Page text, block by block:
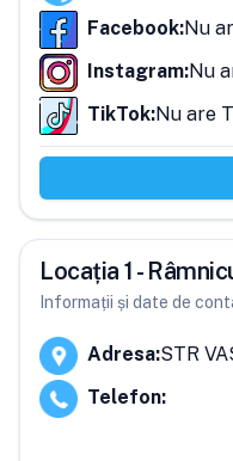
Facebook:Nu
Instagram:Nu
TikTok:Nu are
Locația 1 -
Informații și date de
Adresa:STR
Telefon: